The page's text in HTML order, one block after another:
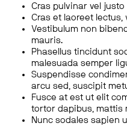
Cras pulvinar vel
Cras et laoreet
Vestibulum non
mauris.
Phasellus tincidunt
malesuada semper
Suspendisse
arcu sed, suscipit
Fusce at est ut elit
tortor dapibus, mattis
Nunc sodales sapien